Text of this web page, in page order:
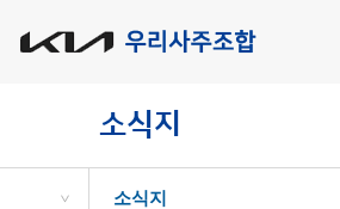
소식지
> 소식지